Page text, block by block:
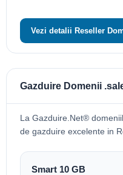
Vezi detalii Reseller
Gazduire Domenii
La Gazduire.Net®
de gazduire excelente in
Smart 10 GB